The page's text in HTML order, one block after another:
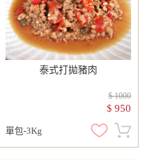
泰式打拋豬肉
$ 1000
$ 950
單包-3Kg